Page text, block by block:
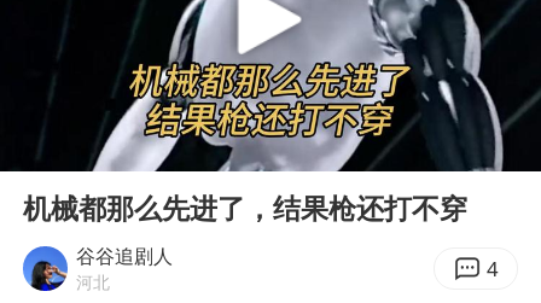
郑丽文：台湾从来没有“独立”过
央视新主播李秋莹孙亚鹏亮相
情侣在平潭拍日出时坠崖致一死一伤
梁家辉：到内地拍戏不是北上是回归
Play
机械都那么先进了，结果枪还打不穿
谷谷追剧人
河北 4